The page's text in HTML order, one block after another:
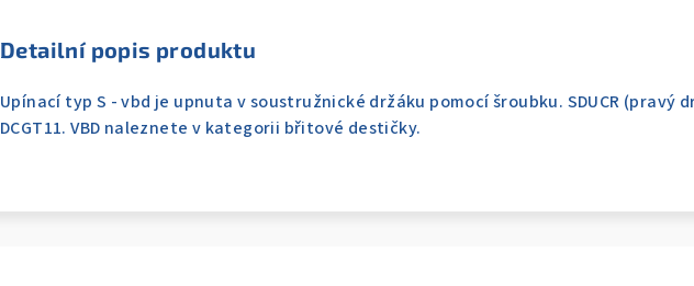
Detailní popis produktu
Upínací typ S - vbd je upnuta v soustružnické držáku pomocí šroubku. SDUCR (pravý
DCGT11. VBD naleznete v kategorii břitové destičky.